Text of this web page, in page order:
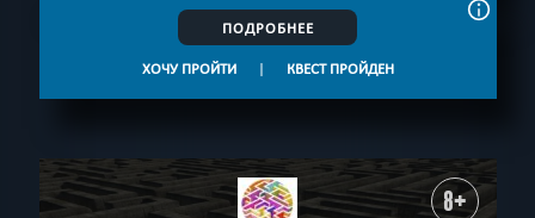
ПОДРОБНЕЕ
ХОЧУ ПРОЙТИ | КВЕСТ ПРОЙДЕН
8+